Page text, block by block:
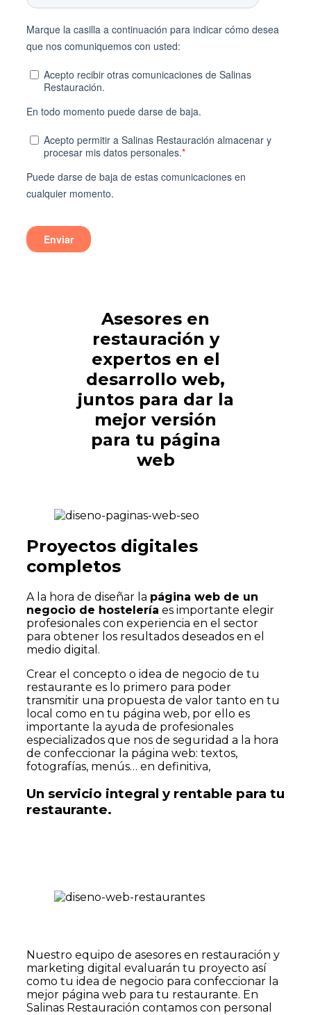
Asesores en
restauración y
expertos en el
desarrollo web,
juntos para dar la
mejor versión
para tu página
web
Proyectos digitales
completos
A la hora de diseñar la página web de un
negocio de hostelería es importante elegir
profesionales con experiencia en el sector
para obtener los resultados deseados en el
medio digital.
Crear el concepto o idea de negocio de tu
restaurante es lo primero para poder
transmitir una propuesta de valor tanto en tu
local como en tu página web, por ello es
importante la ayuda de profesionales
especializados que nos de seguridad a la hora
de confeccionar la página web: textos,
fotografías, menús… en definitiva,
Un servicio integral y rentable para tu
restaurante.
Nuestro equipo de asesores en restauración y
marketing digital evaluarán tu proyecto así
como tu idea de negocio para confeccionar la
mejor página web para tu restaurante. En
Salinas Restauración contamos con personal